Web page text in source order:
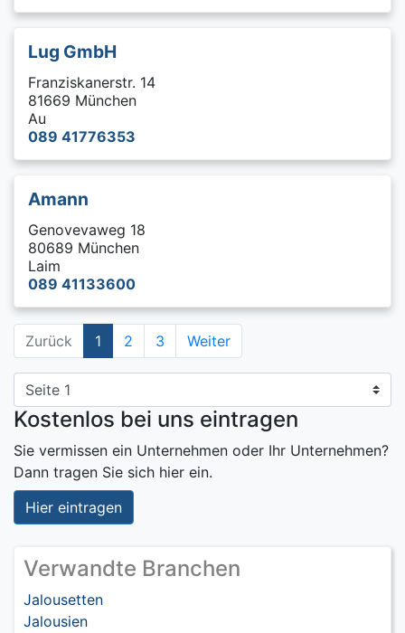
Lug GmbH
Franziskanerstr. 14
81669 München
Au
089 41776353
Amann
Genovevaweg 18
80689 München
Laim
089 41133600
Zurück 1 2 3 Weiter
Kostenlos bei uns eintragen
Sie vermissen ein Unternehmen oder Ihr Unternehmen?
Dann tragen Sie sich hier ein.
Hier eintragen
Verwandte Branchen
Jalousetten
Jalousien